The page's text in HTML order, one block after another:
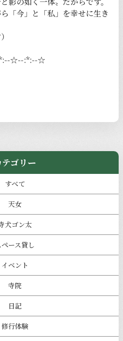
「今」と「私」を幸せに生き
☆--:*:--☆
テゴリー
すべて
天女
犬ゴン太
ペース貸し
イベント
寺院
日記
修行体験